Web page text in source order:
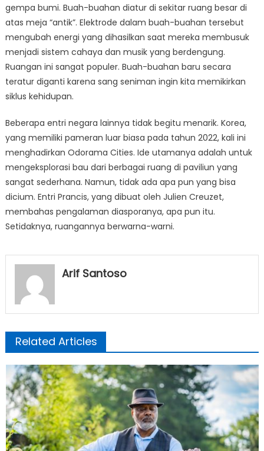
gempa bumi. Buah-buahan diatur di sekitar ruang besar di
atas meja “antik”. Elektrode dalam buah-buahan tersebut
mengubah energi yang dihasilkan saat mereka membusuk
menjadi sistem cahaya dan musik yang berdengung.
Ruangan ini sangat populer. Buah-buahan baru secara
teratur diganti karena sang seniman ingin kita memikirkan
siklus kehidupan.
Beberapa entri negara lainnya tidak begitu menarik. Korea,
yang memiliki pameran luar biasa pada tahun 2022, kali ini
menghadirkan Odorama Cities. Ide utamanya adalah untuk
mengeksplorasi bau dari berbagai ruang di paviliun yang
sangat sederhana. Namun, tidak ada apa pun yang bisa
dicium. Entri Prancis, yang dibuat oleh Julien Creuzet,
membahas pengalaman diasporanya, apa pun itu.
Setidaknya, ruangannya berwarna-warni.
Arif Santoso
Related Articles